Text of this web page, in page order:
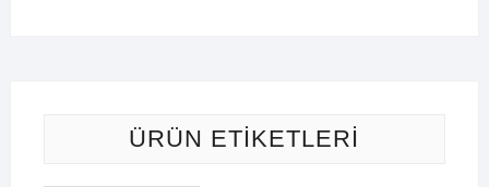
ÜRÜN ETIKETLERI